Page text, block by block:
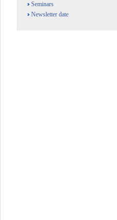
Seminars
Newsletter date